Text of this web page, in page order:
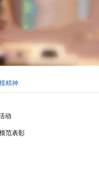
精神
动
范表彰